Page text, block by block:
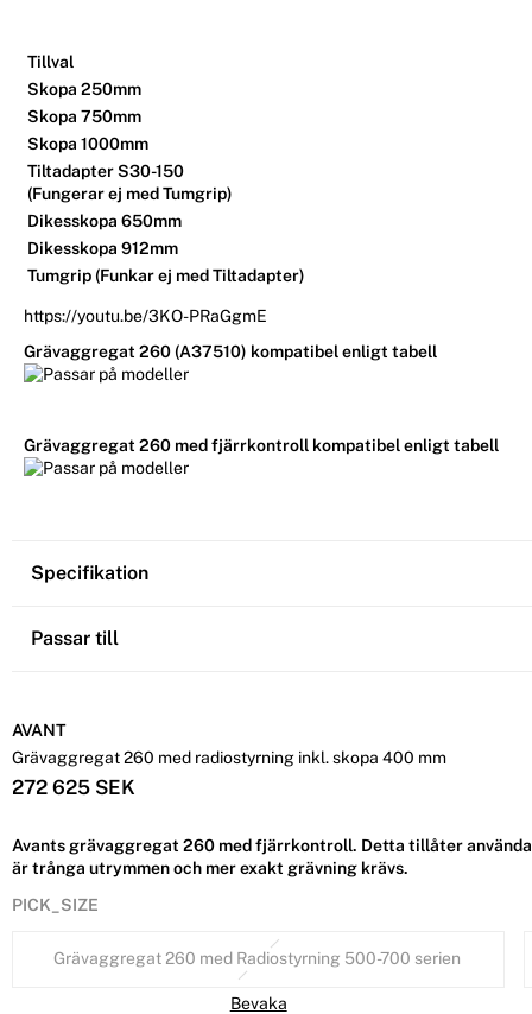
Tillval
Skopa 250mm
Skopa 750mm
Skopa 1000mm
Tiltadapter S30-150
(Fungerar ej med Tumgrip)
Dikesskopa 650mm
Dikesskopa 912mm
Tumgrip (Funkar ej med Tiltadapter)
https://youtu.be/3KO-PRaGgmE
Grävaggregat 260 (A37510) kompatibel enligt tabell
Grävaggregat 260 med fjärrkontroll kompatibel enligt tabell
Specifikation
Passar till
AVANT
Grävaggregat 260 med radiostyrning inkl. skopa 400 mm
272 625 SEK
Avants grävaggregat 260 med fjärrkontroll. Detta tillåter
är trånga utrymmen och mer exakt grävning krävs.
PICK_SIZE
Grävaggregat 260 med Radiostyrning 500-700 serien
Bevaka